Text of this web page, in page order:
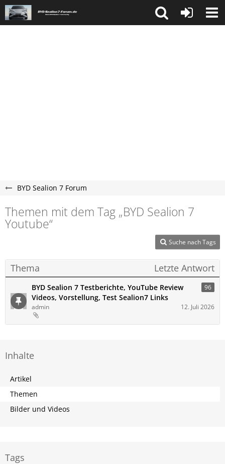
BYD Sealion 7 Forum
Themen mit dem Tag „BYD Sealion 7
Youtube“
Suche nach Tags
Thema Letzte Antwort
BYD Sealion 7 Testberichte, YouTube Review
Videos, Vorstellung, Test Sealion7 Links
96
admin 12. Juli 2026
Inhalte
Artikel
Themen
Bilder und Videos
Tags